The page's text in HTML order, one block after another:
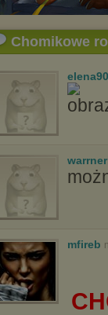
Chomikowe
elena90
mfireb